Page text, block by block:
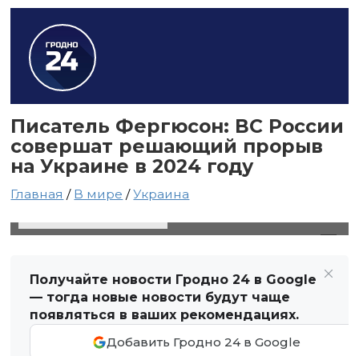
Писатель Фергюсон: ВС России
совершат решающий прорыв
на Украине в 2024 году
Главная / В мире /Украина
Получайте новости Гродно 24 в Google
— тогда новые новости будут чаще
появляться в ваших рекомендациях.
Добавить Гродно 24 в Google